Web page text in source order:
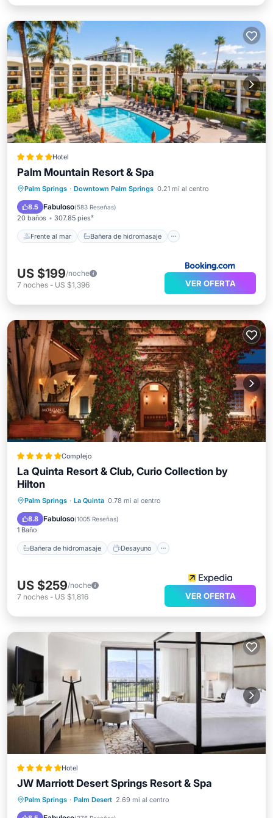
Hotel
Palm Mountain Resort & Spa
Palm Springs · Downtown Palm Springs 0.21 mi al centro
8.5 Fabuloso(583 Reseñas)
20 baños 307.85 pies²
Frente al mar Bañera de hidromasaje
Frente al mar
Bañera de hidromasaje
Aparcamiento
US $199/noche
7 noches - US $1,396 VER OFERTA
Complejo
La Quinta Resort & Club, Curio Collection by
Hilton
Palm Springs · La Quinta 0.78 mi al centro
8.8 Fabuloso(1005 Reseñas)
1 Baño
Bañera de hidromasaje Desayuno
Bañera de hidromasaje
Desayuno
Aparcamiento
US $259/noche
7 noches - US $1,816 VER OFERTA
Hotel
JW Marriott Desert Springs Resort & Spa
Palm Springs · Palm Desert 2.69 mi al centro
Frente al mar
Bañera de hidromasaje
Desayuno
Estación de carga para vehículos eléctricos